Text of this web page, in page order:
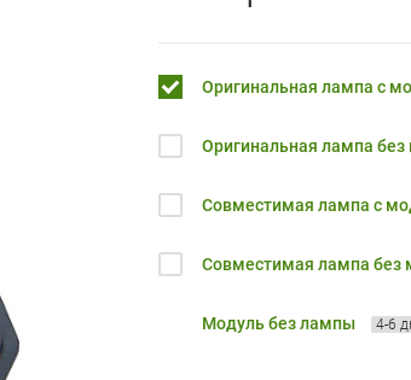
Оригинальная лампа с
Оригинальная лампа без
Совместимая лампа с
Совместимая лампа без
Модуль без лампы 4-6